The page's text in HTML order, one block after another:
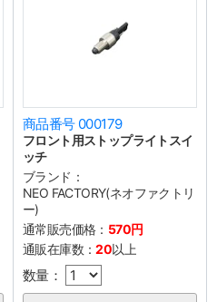
商品番号 000179
フロント用ストップライトスイ
ッチ
ブランド：
NEO FACTORY(ネオファクトリ
ー)
通常販売価格： 570円
通販在庫数：20以上
数量：